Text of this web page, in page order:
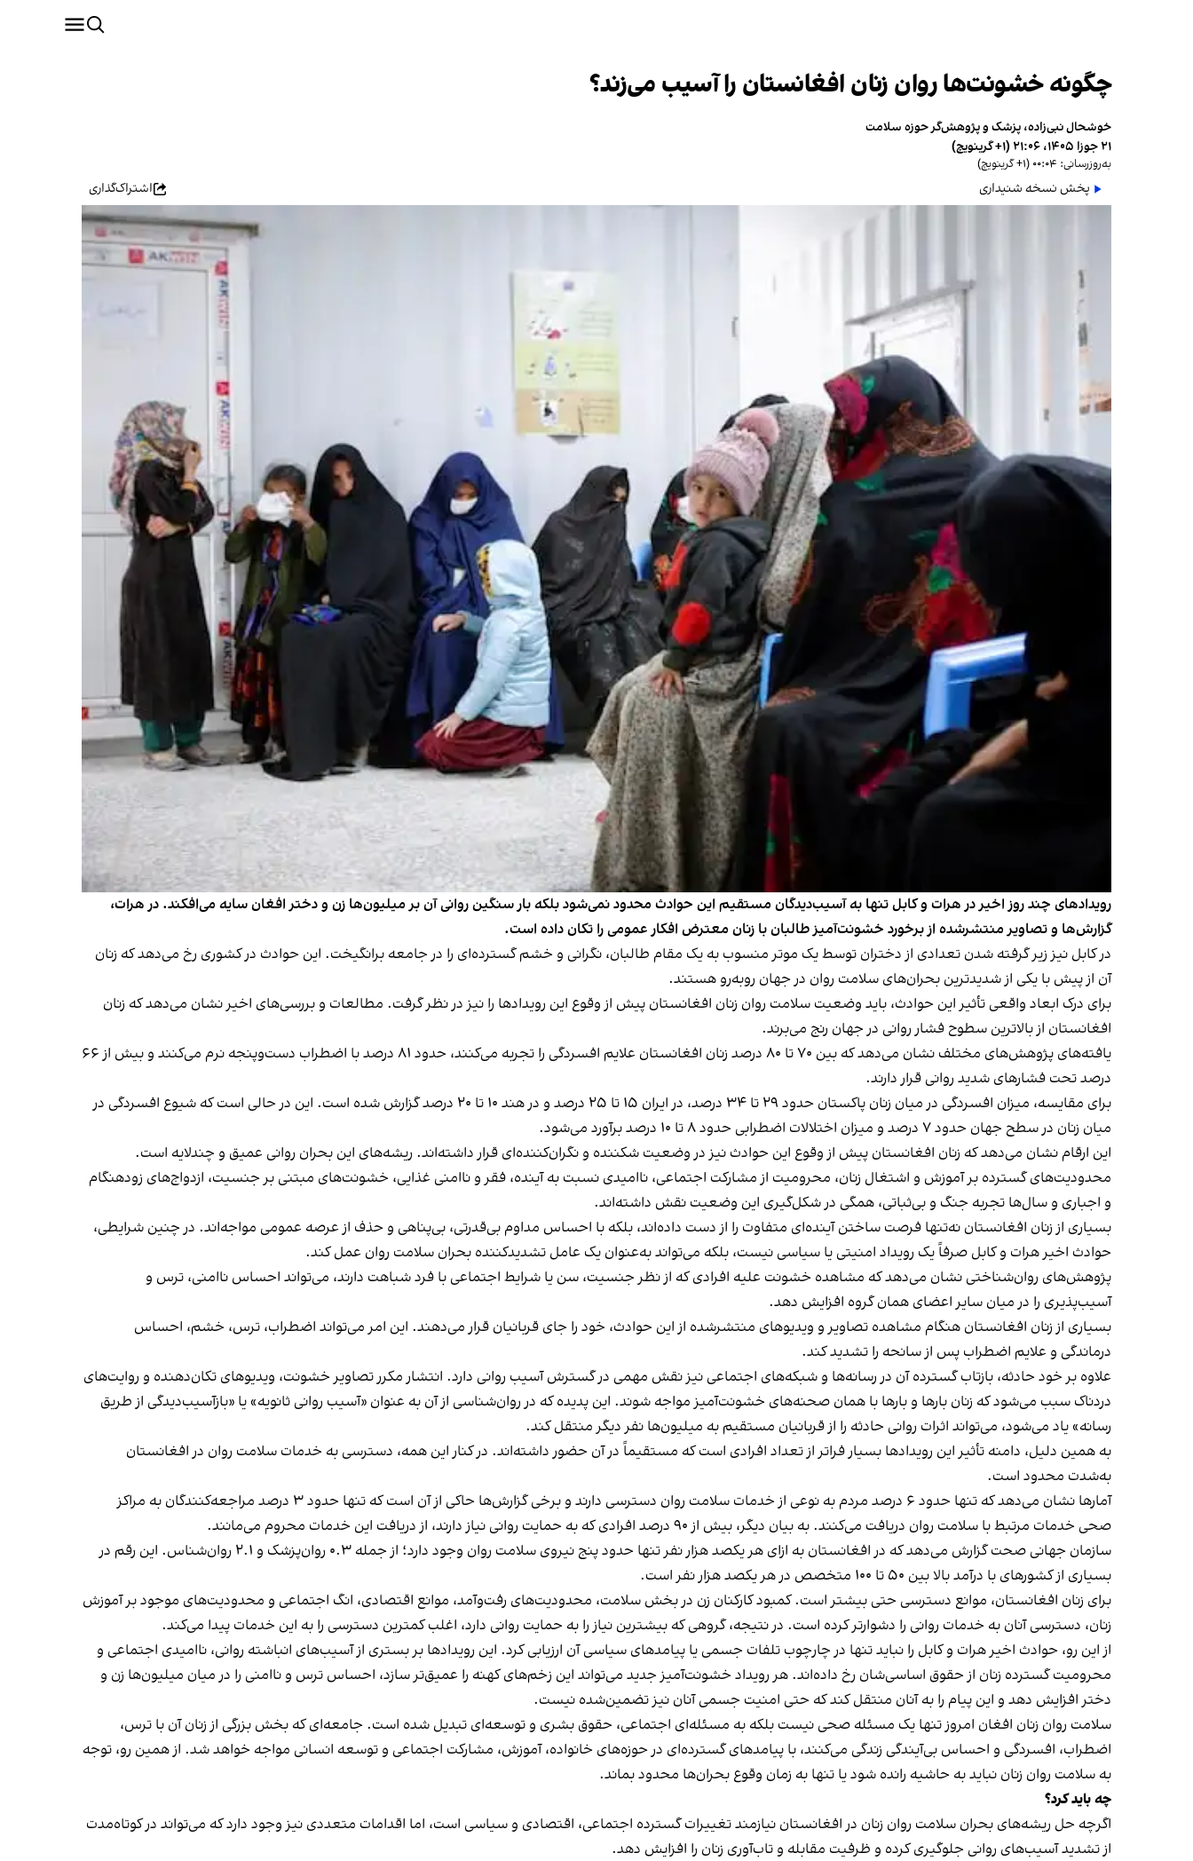
چگونه خشونت‌ها روان زنان افغانستان را آسیب می‌زند؟
خوشحال نبی‌زاده، پزشک و پژوهش‌گر حوزه سلامت
۲۱ جوزا ۱۴۰۵، ۲۱:۰۶ (‎+۱ گرینویچ)
به‌روزرسانی: ۰۰:۰۴ (‎+۱ گرینویچ)
پخش نسخه شنیداری اشتراک‌گذاری
رویدادهای چند روز اخیر در هرات و کابل تنها به آسیب‌دیدگان مستقیم این حوادث محدود نمی‌شود بلکه بار سنگین روانی آن بر میلیون‌ها زن و دختر افغان سایه می‌افکند. در هرات،
گزارش‌ها و تصاویر منتشرشده از برخورد خشونت‌آمیز طالبان با زنان معترض افکار عمومی را تکان داده است.
در کابل نیز زیر گرفته شدن تعدادی از دختران توسط یک موتر منسوب به یک مقام طالبان، نگرانی و خشم گسترده‌ای را در جامعه برانگیخت. این حوادث در کشوری رخ می‌دهد که زنان
آن از پیش با یکی از شدیدترین بحران‌های سلامت روان در جهان روبه‌رو هستند.
برای درک ابعاد واقعی تأثیر این حوادث، باید وضعیت سلامت روان زنان افغانستان پیش از وقوع این رویدادها را نیز در نظر گرفت. مطالعات و بررسی‌های اخیر نشان می‌دهد که زنان
افغانستان از بالاترین سطوح فشار روانی در جهان رنج می‌برند.
یافته‌های پژوهش‌های مختلف نشان می‌دهد که بین ۷۰ تا ۸۰ درصد زنان افغانستان علایم افسردگی را تجربه می‌کنند، حدود ۸۱ درصد با اضطراب دست‌وپنجه نرم می‌کنند و بیش از ۶۶
درصد تحت فشارهای شدید روانی قرار دارند.
برای مقایسه، میزان افسردگی در میان زنان پاکستان حدود ۲۹ تا ۳۴ درصد، در ایران ۱۵ تا ۲۵ درصد و در هند ۱۰ تا ۲۰ درصد گزارش شده است. این در حالی است که شیوع افسردگی در
میان زنان در سطح جهان حدود ۷ درصد و میزان اختلالات اضطرابی حدود ۸ تا ۱۰ درصد برآورد می‌شود.
این ارقام نشان می‌دهد که زنان افغانستان پیش از وقوع این حوادث نیز در وضعیت شکننده و نگران‌کننده‌ای قرار داشته‌اند. ریشه‌های این بحران روانی عمیق و چندلایه است.
محدودیت‌های گسترده بر آموزش و اشتغال زنان، محرومیت از مشارکت اجتماعی، ناامیدی نسبت به آینده، فقر و ناامنی غذایی، خشونت‌های مبتنی بر جنسیت، ازدواج‌های زودهنگام
و اجباری و سال‌ها تجربه جنگ و بی‌ثباتی، همگی در شکل‌گیری این وضعیت نقش داشته‌اند.
بسیاری از زنان افغانستان نه‌تنها فرصت ساختن آینده‌ای متفاوت را از دست داده‌اند، بلکه با احساس مداوم بی‌قدرتی، بی‌پناهی و حذف از عرصه عمومی مواجه‌اند. در چنین شرایطی،
حوادث اخیر هرات و کابل صرفاً یک رویداد امنیتی یا سیاسی نیست، بلکه می‌تواند به‌عنوان یک عامل تشدیدکننده بحران سلامت روان عمل کند.
پژوهش‌های روان‌شناختی نشان می‌دهد که مشاهده خشونت علیه افرادی که از نظر جنسیت، سن یا شرایط اجتماعی با فرد شباهت دارند، می‌تواند احساس ناامنی، ترس و
آسیب‌پذیری را در میان سایر اعضای همان گروه افزایش دهد.
بسیاری از زنان افغانستان هنگام مشاهده تصاویر و ویدیوهای منتشرشده از این حوادث، خود را جای قربانیان قرار می‌دهند. این امر می‌تواند اضطراب، ترس، خشم، احساس
درماندگی و علایم اضطراب پس از سانحه را تشدید کند.
علاوه بر خود حادثه، بازتاب گسترده آن در رسانه‌ها و شبکه‌های اجتماعی نیز نقش مهمی در گسترش آسیب روانی دارد. انتشار مکرر تصاویر خشونت، ویدیوهای تکان‌دهنده و روایت‌های
دردناک سبب می‌شود که زنان بارها و بارها با همان صحنه‌های خشونت‌آمیز مواجه شوند. این پدیده که در روان‌شناسی از آن به عنوان «آسیب روانی ثانویه» یا «بازآسیب‌دیدگی از طریق
رسانه» یاد می‌شود، می‌تواند اثرات روانی حادثه را از قربانیان مستقیم به میلیون‌ها نفر دیگر منتقل کند.
به همین دلیل، دامنه تأثیر این رویدادها بسیار فراتر از تعداد افرادی است که مستقیماً در آن حضور داشته‌اند. در کنار این همه، دسترسی به خدمات سلامت روان در افغانستان
به‌شدت محدود است.
آمارها نشان می‌دهد که تنها حدود ۶ درصد مردم به نوعی از خدمات سلامت روان دسترسی دارند و برخی گزارش‌ها حاکی از آن است که تنها حدود ۳ درصد مراجعه‌کنندگان به مراکز
صحی خدمات مرتبط با سلامت روان دریافت می‌کنند. به بیان دیگر، بیش از ۹۰ درصد افرادی که به حمایت روانی نیاز دارند، از دریافت این خدمات محروم می‌مانند.
سازمان جهانی صحت گزارش می‌دهد که در افغانستان به ازای هر یکصد هزار نفر تنها حدود پنج نیروی سلامت روان وجود دارد؛ از جمله ۰.۳ روان‌پزشک و ۲.۱ روان‌شناس. این رقم در
بسیاری از کشورهای با درآمد بالا بین ۵۰ تا ۱۰۰ متخصص در هر یکصد هزار نفر است.
برای زنان افغانستان، موانع دسترسی حتی بیشتر است. کمبود کارکنان زن در بخش سلامت، محدودیت‌های رفت‌وآمد، موانع اقتصادی، انگ اجتماعی و محدودیت‌های موجود بر آموزش
زنان، دسترسی آنان به خدمات روانی را دشوارتر کرده است. در نتیجه، گروهی که بیشترین نیاز را به حمایت روانی دارد، اغلب کمترین دسترسی را به این خدمات پیدا می‌کند.
از این رو، حوادث اخیر هرات و کابل را نباید تنها در چارچوب تلفات جسمی یا پیامدهای سیاسی آن ارزیابی کرد. این رویدادها بر بستری از آسیب‌های انباشته روانی، ناامیدی اجتماعی و
محرومیت گسترده زنان از حقوق اساسی‌شان رخ داده‌اند. هر رویداد خشونت‌آمیز جدید می‌تواند این زخم‌های کهنه را عمیق‌تر سازد، احساس ترس و ناامنی را در میان میلیون‌ها زن و
دختر افزایش دهد و این پیام را به آنان منتقل کند که حتی امنیت جسمی آنان نیز تضمین‌شده نیست.
سلامت روان زنان افغان امروز تنها یک مسئله صحی نیست بلکه به مسئله‌ای اجتماعی، حقوق بشری و توسعه‌ای تبدیل شده است. جامعه‌ای که بخش بزرگی از زنان آن با ترس،
اضطراب، افسردگی و احساس بی‌آیندگی زندگی می‌کنند، با پیامدهای گسترده‌ای در حوزه‌های خانواده، آموزش، مشارکت اجتماعی و توسعه انسانی مواجه خواهد شد. از همین رو، توجه
به سلامت روان زنان نباید به حاشیه رانده شود یا تنها به زمان وقوع بحران‌ها محدود بماند.
چه باید کرد؟
اگرچه حل ریشه‌های بحران سلامت روان زنان در افغانستان نیازمند تغییرات گسترده اجتماعی، اقتصادی و سیاسی است، اما اقدامات متعددی نیز وجود دارد که می‌تواند در کوتاه‌مدت
از تشدید آسیب‌های روانی جلوگیری کرده و ظرفیت مقابله و تاب‌آوری زنان را افزایش دهد.